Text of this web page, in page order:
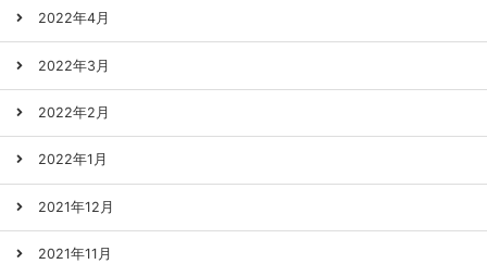
2022年4月
2022年3月
2022年2月
2022年1月
2021年12月
2021年11月